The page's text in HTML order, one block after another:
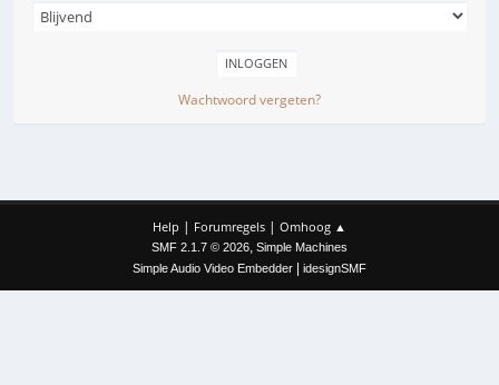
Wachtwoord vergeten?
Help | Forumregels | Omhoog ▲
SMF 2.1.7 © 2026, Simple Machines
Simple Audio Video Embedder
idesignSMF